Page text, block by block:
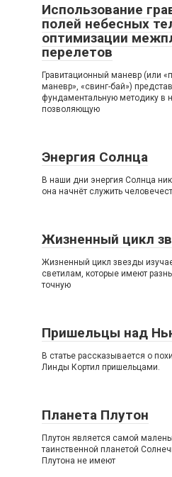
Использование
полей небесных
оптимизации
перелетов
Гравитационный маневр (или
маневр», «свинг-бай»)
фундаментальную методику в
позволяющую
Энергия Солнца
В наши дни энергия Солнца
она начнёт служить
Жизненный цикл
Жизненный цикл звезды
светилам, которые имеют
точную
Пришельцы над
В статье рассказывается о
Линды Кортил пришельцами.
Планета Плутон
Плутон является самой
таинственной планетой
Плутона не имеют